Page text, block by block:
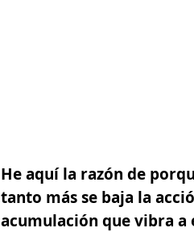
He aquí la razón de
tanto más se baja la
acumulación que vibra a